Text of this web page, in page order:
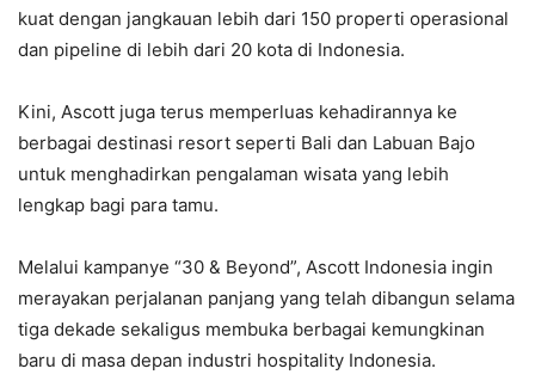
kuat dengan jangkauan lebih dari 150 properti operasional
dan pipeline di lebih dari 20 kota di Indonesia.
Kini, Ascott juga terus memperluas kehadirannya ke
berbagai destinasi resort seperti Bali dan Labuan Bajo
untuk menghadirkan pengalaman wisata yang lebih
lengkap bagi para tamu.
Melalui kampanye “30 & Beyond”, Ascott Indonesia ingin
merayakan perjalanan panjang yang telah dibangun selama
tiga dekade sekaligus membuka berbagai kemungkinan
baru di masa depan industri hospitality Indonesia.